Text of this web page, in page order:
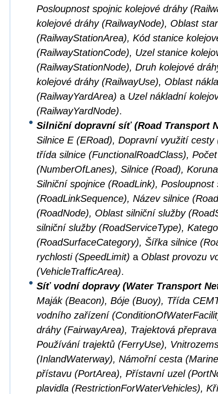
Posloupnost spojnic kolejové dráhy
kolejové dráhy (RailwayNode), Oblast
(RailwayStationArea), Kód stanice
(RailwayStationCode), Uzel stanice
(RailwayStationNode), Druh kolejové
kolejové dráhy (RailwayUse), Oblast
(RailwayYardArea) a Uzel nákladní
(RailwayYardNode).
Silniční dopravní síť (Road Transport
Silnice E (ERoad), Dopravní využití
třída silnice (FunctionalRoadClass),
(NumberOfLanes), Silnice (Road),
Silniční spojnice (RoadLink), Posloupnost
(RoadLinkSequence), Název silnice
(RoadNode), Oblast silniční služby
silniční služby (RoadServiceType),
(RoadSurfaceCategory), Šířka silnice
rychlosti (SpeedLimit) a Oblast provozu
(VehicleTrafficArea).
Síť vodní dopravy (Water Transport
Maják (Beacon), Bóje (Buoy), Třída
vodního zařízení
dráhy (FairwayArea), Trajektová
Používání trajektů (FerryUse),
(InlandWaterway), Námořní cesta
přístavu (PortArea), Přístavní uzel
plavidla (RestrictionForWaterVehicles),